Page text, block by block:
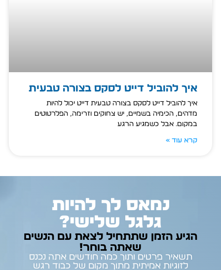
איך להוביל דייט לסקס בצורה טבעית
איך להוביל דייט לסקס בצורה טבעית דייט יכול להיות
מדהים, הכימיה בשמיים, יש צחוקים וזרימה, הפלרטוטים
במקום… אבל כשמגיע הרגע
קרא עוד »
נמאס לך להיות
גלגל שלישי?
הגיע הזמן שתתחיל לצאת עם הנשים
שאתה בוחר!
תשאיר פרטים ותוך כמה חודשים אתה נכנס
לזוגיות אמיתית מתוך מקום של כבוד רגש